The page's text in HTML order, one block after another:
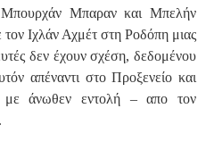
Μπουρχάν Μπαραν και Μπελήν
Ιχλάν Αχμέτ στη Ροδόπη μιας
δεν έχουν σχέση, δεδομένου
απέναντι στο Προξενείο και
άνωθεν εντολή – απο τον